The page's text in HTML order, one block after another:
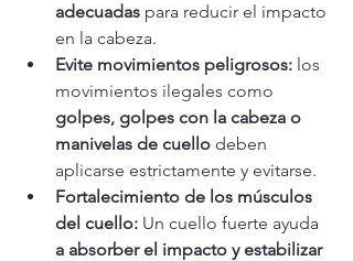
adecuadas para reducir el impacto
en la cabeza.
Evite movimientos peligrosos: los
movimientos ilegales como
golpes, golpes con la cabeza o
manivelas de cuello deben
aplicarse estrictamente y evitarse.
Fortalecimiento de los músculos
del cuello: Un cuello fuerte ayuda
a absorber el impacto y estabilizar